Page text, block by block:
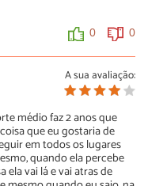
0 0
A sua avaliação:
médio faz 2 anos que
que eu gostaria de
em todos os lugares
quando ela percebe
ela vai lá e vai atras de